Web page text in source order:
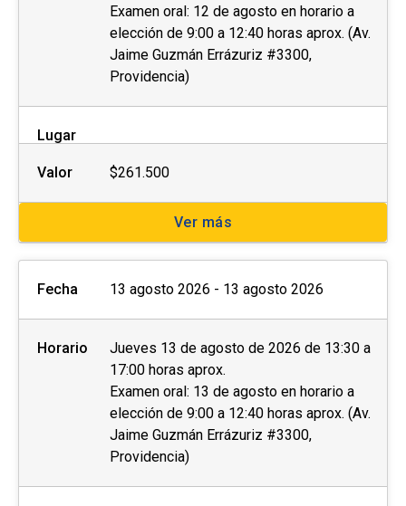
Con el objetivo de brindar las condiciones y
asistencia adecuadas, invitamos apersonas
con discapacidadfísica, motriz, sensorial
(visual o auditiva) u otra, a dar aviso de esto
durante el proceso de postulación.
Elpostular no asegura el cupo
inscrito o aceptado en el programa se debe
pagar el valor completo de la actividad para
estar matriculado.
No se tramitarán postulaciones incompletas.
importante sobre el proceso de admisión y
Examen oral: 12 de agosto en horario a
elección de 9:00 a 12:40 horas aprox. (Av.
Jaime Guzmán Errázuriz #3300,
Providencia)
Lugar
Valor $261.500
Ver más
Fecha 13 agosto 2026 - 13 agosto 2026
Horario
Jueves 13 de agosto de 2026 de 13:30 a
17:00 horas aprox.
Examen oral: 13 de agosto en horario a
elección de 9:00 a 12:40 horas aprox. (Av.
Jaime Guzmán Errázuriz #3300,
Providencia)